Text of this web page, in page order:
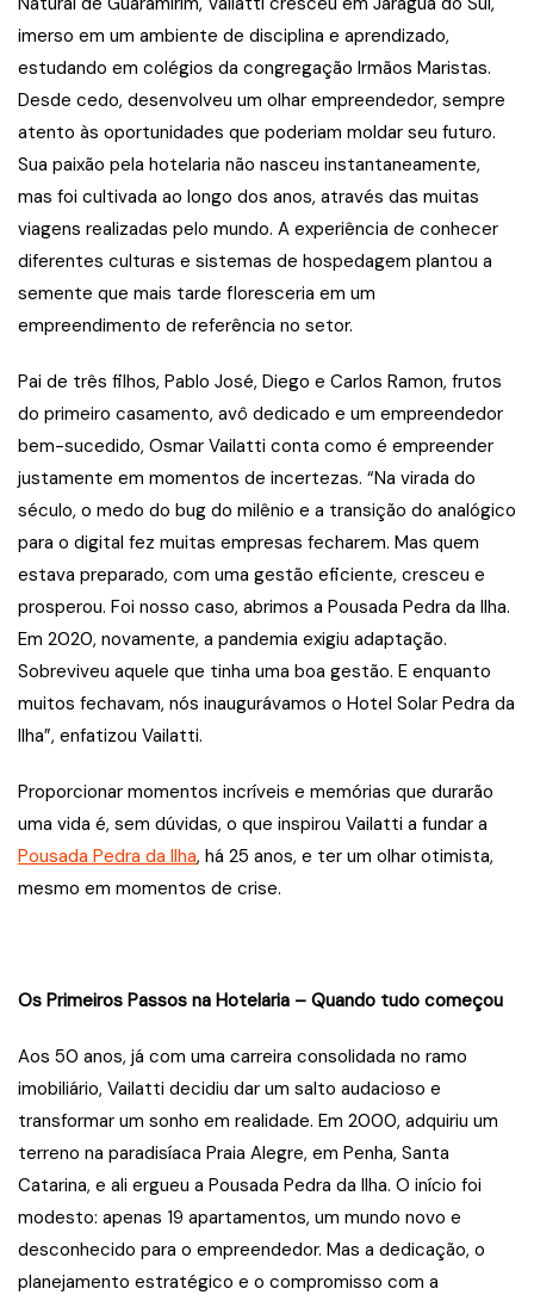
imerso em um ambiente de disciplina e aprendizado,
estudando em colégios da congregação Irmãos Maristas.
Desde cedo, desenvolveu um olhar empreendedor, sempre
atento às oportunidades que poderiam moldar seu futuro.
Sua paixão pela hotelaria não nasceu instantaneamente,
mas foi cultivada ao longo dos anos, através das muitas
viagens realizadas pelo mundo. A experiência de conhecer
diferentes culturas e sistemas de hospedagem plantou a
semente que mais tarde floresceria em um
empreendimento de referência no setor.
Pai de três filhos, Pablo José, Diego e Carlos Ramon, frutos
do primeiro casamento, avô dedicado e um empreendedor
bem-sucedido, Osmar Vailatti conta como é empreender
justamente em momentos de incertezas. “Na virada do
século, o medo do bug do milênio e a transição do analógico
para o digital fez muitas empresas fecharem. Mas quem
estava preparado, com uma gestão eficiente, cresceu e
prosperou. Foi nosso caso, abrimos a Pousada Pedra da Ilha.
Em 2020, novamente, a pandemia exigiu adaptação.
Sobreviveu aquele que tinha uma boa gestão. E enquanto
muitos fechavam, nós inaugurávamos o Hotel Solar Pedra da
Ilha”, enfatizou Vailatti.
Proporcionar momentos incríveis e memórias que durarão
uma vida é, sem dúvidas, o que inspirou Vailatti a fundar a
Pousada Pedra da Ilha, há 25 anos, e ter um olhar otimista,
mesmo em momentos de crise.
Os Primeiros Passos na Hotelaria – Quando tudo começou
Aos 50 anos, já com uma carreira consolidada no ramo
imobiliário, Vailatti decidiu dar um salto audacioso e
transformar um sonho em realidade. Em 2000, adquiriu um
terreno na paradisíaca Praia Alegre, em Penha, Santa
Catarina, e ali ergueu a Pousada Pedra da Ilha. O início foi
modesto: apenas 19 apartamentos, um mundo novo e
desconhecido para o empreendedor. Mas a dedicação, o
planejamento estratégico e o compromisso com a